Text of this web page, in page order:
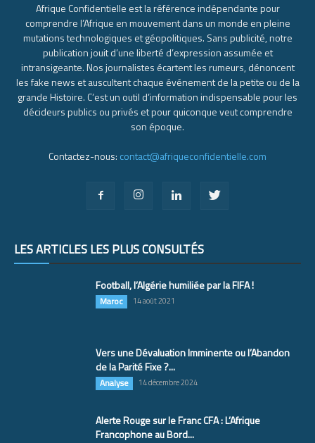
Afrique Confidentielle est la référence indépendante pour
comprendre l’Afrique en mouvement dans un monde en pleine
mutations technologiques et géopolitiques. Sans publicité, notre
publication jouit d’une liberté d’expression assumée et
intransigeante. Nos journalistes écartent les rumeurs, dénoncent
les fake news et auscultent chaque événement de la petite ou de la
grande Histoire. C’est un outil d’information indispensable pour les
décideurs publics ou privés et pour quiconque veut comprendre
son époque.
Contactez-nous: contact@afriqueconfidentielle.com
LES ARTICLES LES PLUS CONSULTÉS
Football, l’Algérie humiliée par la FIFA !
Maroc 14 août 2021
Vers une Dévaluation Imminente ou l’Abandon
de la Parité Fixe ?...
Analyse 14 décembre 2024
Alerte Rouge sur le Franc CFA : L’Afrique
Francophone au Bord...